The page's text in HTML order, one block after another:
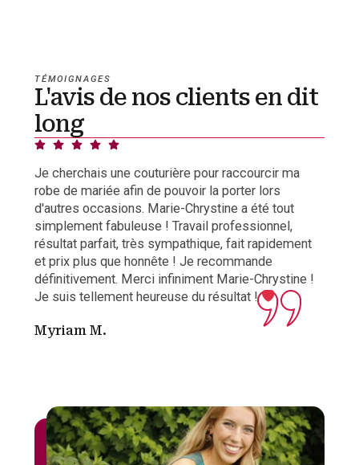
TÉMOIGNAGES
L'avis de nos clients en dit
long
Je cherchais une couturière pour raccourcir ma
robe de mariée afin de pouvoir la porter lors
d'autres occasions. Marie-Chrystine a été tout
simplement fabuleuse ! Travail professionnel,
résultat parfait, très sympathique, fait rapidement
et prix plus que honnête ! Je recommande
définitivement. Merci infiniment Marie-Chrystine !
Je suis tellement heureuse du résultat !
Myriam M.